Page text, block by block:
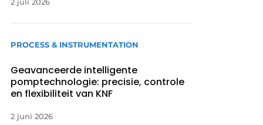
2 juli 2026
PROCESS & INSTRUMENTATION
Geavanceerde intelligente
pomptechnologie: precisie, controle
en flexibiliteit van KNF
2 juni 2026